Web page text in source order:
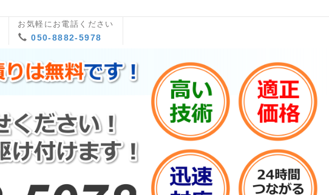
お気軽にお電話ください
050-8882-5978